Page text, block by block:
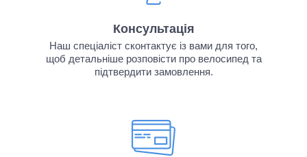
Консультація
Наш спеціаліст сконтактує із вами для того,
щоб детальніше розповісти про велосипед та
підтвердити замовлення.